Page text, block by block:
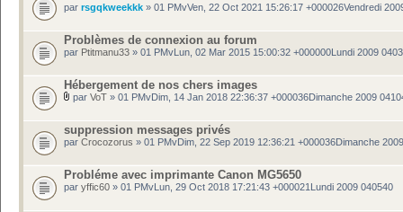
par rsgqkweekkk » 01 PMvVen, 22 Oct 2021 15:26:17 +000026Vendredi
Problèmes de connexion au forum
par Ptitmanu33 » 01 PMvLun, 02 Mar 2015 15:00:32 +000000Lundi 2009
Hébergement de nos chers images
par VoT » 01 PMvDim, 14 Jan 2018 22:36:37 +000036Dimanche 2009
suppression messages privés
par Crocozorus » 01 PMvDim, 22 Sep 2019 12:36:21 +000036Dimanche
Probléme avec imprimante Canon MG5650
par yffic60 » 01 PMvLun, 29 Oct 2018 17:21:43 +000021Lundi 2009 040540